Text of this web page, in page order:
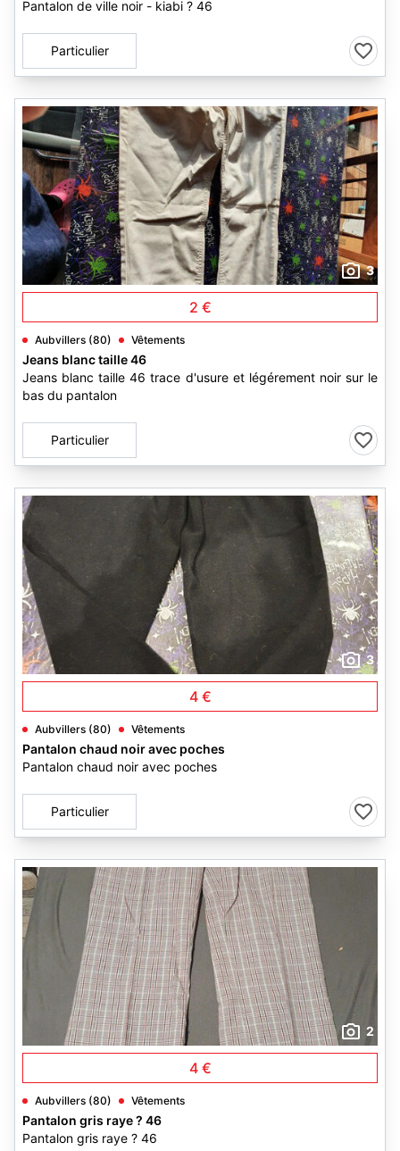
Pantalon de ville noir - kiabi ? 46
Particulier
3
2 €
Aubvillers (80) Vêtements
Jeans blanc taille 46
Jeans blanc taille 46 trace d'usure et légérement noir sur le
bas du pantalon
Particulier
3
4 €
Aubvillers (80) Vêtements
Pantalon chaud noir avec poches
Pantalon chaud noir avec poches
Particulier
2
4 €
Aubvillers (80) Vêtements
Pantalon gris raye ? 46
Pantalon gris raye ? 46